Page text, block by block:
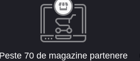
Peste 70 de magazine partenere